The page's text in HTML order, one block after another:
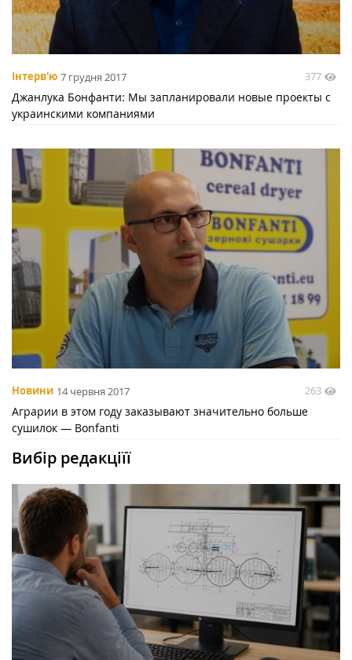
Інтерв'ю 7 грудня 2017 377
Джанлука Бонфанти: Мы запланировали новые проекты с
украинскими компаниями
Новини 14 червня 2017 263
Аграрии в этом году заказывают значительно больше
сушилок — Bonfanti
Вибір редакціїї